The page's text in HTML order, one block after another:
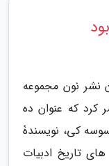
نشر نون مجموعه
کرد که عنوان ده
کی، نویسندۀ
تاریخ ادبیات